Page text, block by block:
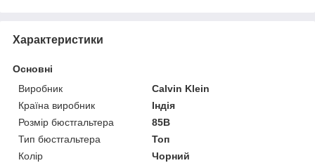
Характеристики
Основні
Виробник
Calvin Klein
Країна виробник
Індія
Розмір бюстгальтера
85B
Тип бюстгальтера
Топ
Колір
Чорний